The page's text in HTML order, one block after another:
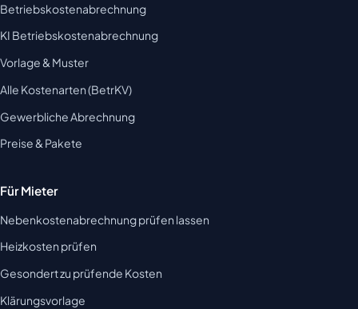
Betriebskostenabrechnung
KI Betriebskostenabrechnung
Vorlage & Muster
Alle Kostenarten (BetrKV)
Gewerbliche Abrechnung
Preise & Pakete
Für Mieter
Nebenkostenabrechnung prüfen lassen
Heizkosten prüfen
Gesondert zu prüfende Kosten
Klärungsvorlage